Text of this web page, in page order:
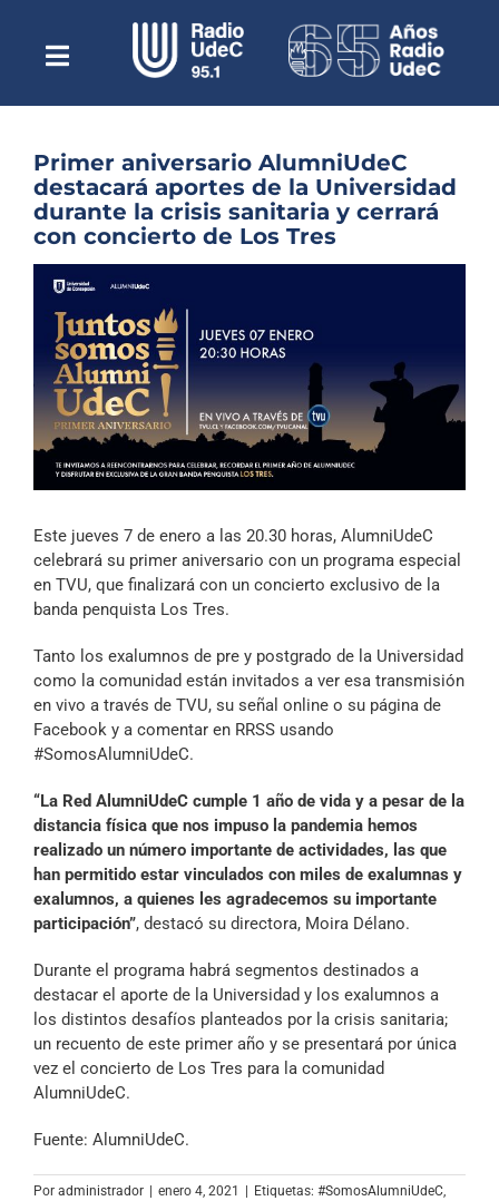
contenidoToggle
NavigationEscuchar Radio UdeC en vivo
Quiénes Somos
Programación
Podcast
Reportajes
Música Clásica
Especiales
Primer aniversario AlumniUdeC
destacará aportes de la Universidad
durante la crisis sanitaria y cerrará
con concierto de Los Tres
Ver
imagen
más
grande
Este jueves 7 de enero a las 20.30 horas, AlumniUdeC
celebrará su primer aniversario con un programa especial
en TVU, que finalizará con un concierto exclusivo de la
banda penquista Los Tres.
Tanto los exalumnos de pre y postgrado de la Universidad
como la comunidad están invitados a ver esa transmisión
en vivo a través de TVU, su señal online o su página de
Facebook y a comentar en RRSS usando
#SomosAlumniUdeC.
“La Red AlumniUdeC cumple 1 año de vida y a pesar de la
distancia física que nos impuso la pandemia hemos
realizado un número importante de actividades, las que
han permitido estar vinculados con miles de exalumnas y
exalumnos, a quienes les agradecemos su importante
participación”, destacó su directora, Moira Délano.
Durante el programa habrá segmentos destinados a
destacar el aporte de la Universidad y los exalumnos a
los distintos desafíos planteados por la crisis sanitaria;
un recuento de este primer año y se presentará por única
vez el concierto de Los Tres para la comunidad
AlumniUdeC.
Fuente: AlumniUdeC.
Por administrador enero 4, 2021 Etiquetas: #SomosAlumniUdeC,